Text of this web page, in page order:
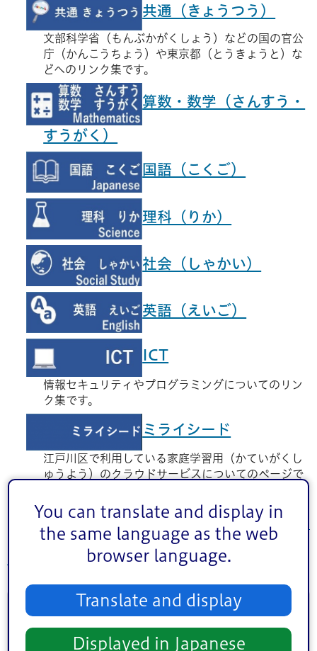
You can translate and display in
the same language as the web
browser language.
Translate and display
Displayed in Japanese
共通（きょうつう）
文部科学省（もんぶかがくしょう）などの国の官公
庁（かんこうちょう）や東京都（とうきょうと）な
どへのリンク集です。
算数・数学（さんすう・
すうがく）
国語（こくご）
理科（りか）
社会（しゃかい）
英語（えいご）
ICT
情報セキュリティやプログラミングについてのリン
ク集です。
ミライシード
江戸川区で利用している家庭学習用（かていがくし
ゅうよう）のクラウドサービスについてのページで
えどがわ情報缶トップページに戻る
ページの先頭へ戻る
このページに関するお問い合わせ
このページは教育委員会事務局教育推進課が担当してい